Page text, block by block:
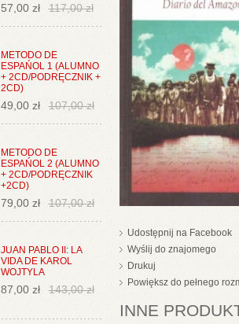
57,00 zł 117,00 zł
METODO DE
ESPAŃOL 1 (ALUMNO
+ 2CD/PODRĘCZNIK +
2CD)
49,00 zł 107,00 zł
METODO DE
ESPAŃOL 2 (ALUMNO
+ 2CD/PODRĘCZNIK
+2CD)
79,00 zł 107,00 zł
JUAN PABLO II: LA
VIDA DE KAROL
WOJTYLA
87,00 zł 143,00 zł
Udostępnij na Facebook
Wyślij do znajomego
Drukuj
Powiększ do pełnego
INNE